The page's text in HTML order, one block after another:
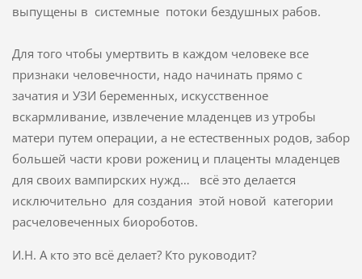
выпущены в системные потоки бездушных рабов.
Для того чтобы умертвить в каждом человеке все
признаки человечности, надо начинать прямо с
зачатия и УЗИ беременных, искусственное
вскармливание, извлечение младенцев из утробы
матери путем операции, а не естественных родов, забор
большей части крови рожениц и плаценты младенцев
для своих вампирских нужд… всё это делается
исключительно для создания этой новой категории
расчеловеченных биороботов.
И.Н. А кто это всё делает? Кто руководит?